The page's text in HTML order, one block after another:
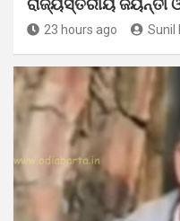
23 hours ago Sunil